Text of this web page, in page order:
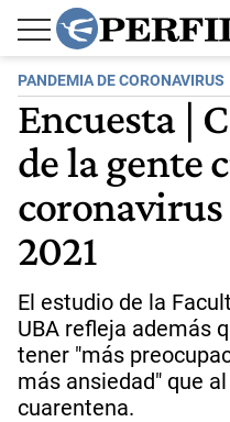
PANDEMIA DE CORONAVIRUS
Encuesta |
de la gente
2021
El estudio de la
UBA refleja además
tener "más
más ansiedad" que
cuarentena.